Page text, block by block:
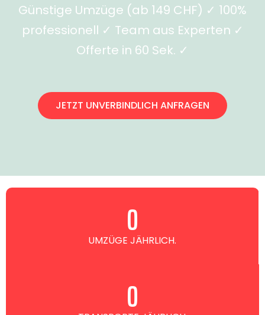
Günstige Umzüge (ab 149 CHF) ✓ 100%
professionell ✓ Team aus Experten ✓
Offerte in 60 Sek. ✓
JETZT UNVERBINDLICH ANFRAGEN
UMZÜGE JÄHRLICH.
0
0